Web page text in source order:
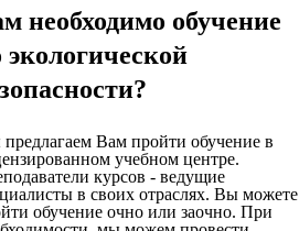
необходимо обучение
экологической
Вам пройти обучение в
учебном центре.
курсов - ведущие
в своих отраслях. Вы можете
обучение очно или заочно. При